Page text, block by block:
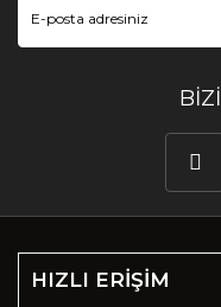
HIZLI ERİŞİM